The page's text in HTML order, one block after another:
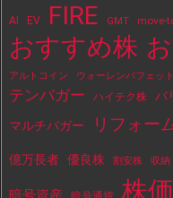
AI EV FIRE GMT move-
おすすめ株
アルトコイン ウォーレンバフェット
テンバガー ハイテク株 バ
マルチバガー リフォー
億万長者 優良株 割安株 収納
株価